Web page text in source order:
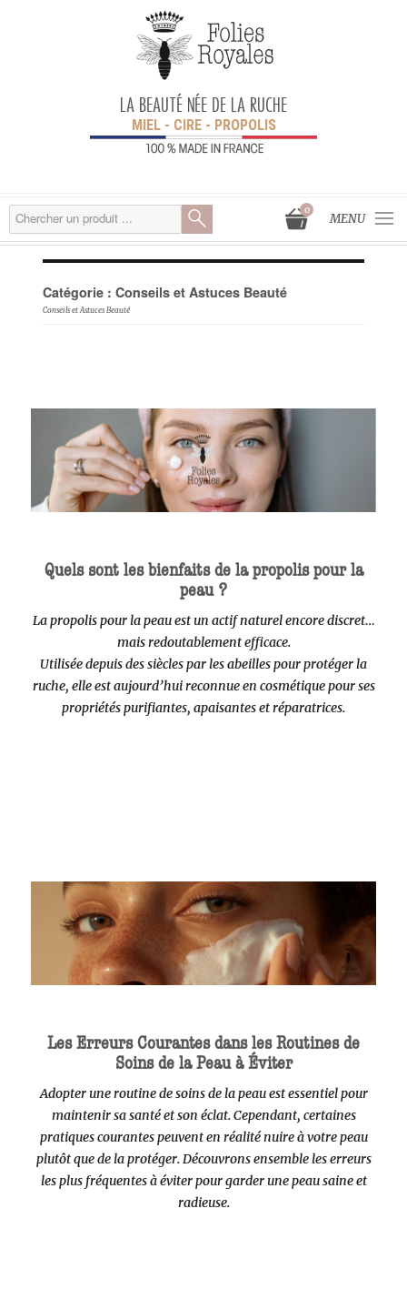
LA BEAUTÉ NÉE DE LA RUCHE
MIEL - CIRE - PROPOLIS
0
MENU
Catégorie :Conseils et Astuces Beauté
Conseils et Astuces Beauté
Quels sont les bienfaits de la propolis pour la
peau ?
La propolis pour la peau est un actif naturel encore discret…
mais redoutablement efficace.
Utilisée depuis des siècles par les abeilles pour protéger la
ruche, elle est aujourd’hui reconnue en cosmétique pour ses
propriétés purifiantes, apaisantes et réparatrices.
Les Erreurs Courantes dans les Routines de
Soins de la Peau à Éviter
Adopter une routine de soins de la peau est essentiel pour
maintenir sa santé et son éclat. Cependant, certaines
pratiques courantes peuvent en réalité nuire à votre peau
plutôt que de la protéger. Découvrons ensemble les erreurs
les plus fréquentes à éviter pour garder une peau saine et
radieuse.